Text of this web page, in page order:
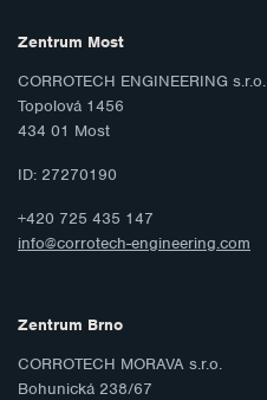
Zentrum Most
CORROTECH ENGINEERING s.r.o.
Topolová 1456
434 01 Most
ID: 27270190
+420 725 435 147
info@corrotech-engineering.com
Zentrum Brno
CORROTECH MORAVA s.r.o.
Bohunická 238/67